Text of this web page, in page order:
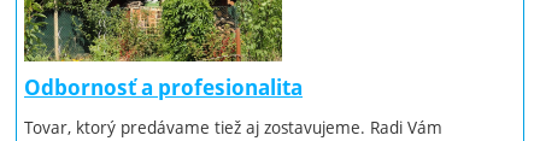
Odbornosť a profesionalita
Tovar, ktorý predávame tiež aj zostavujeme. Radi Vám